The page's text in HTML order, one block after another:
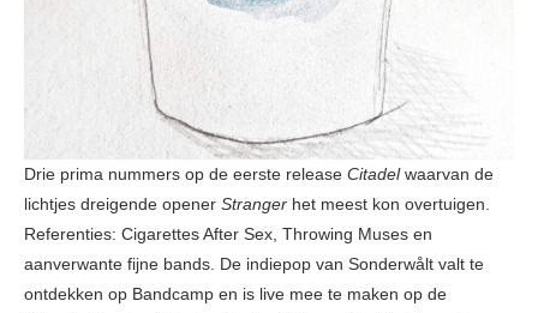
Drie prima nummers op de eerste release Citadelwaarvan de
lichtjes dreigende opener Stranger het meest kon overtuigen.
Referenties: Cigarettes After Sex, Throwing Muses en
aanverwante fijne bands. De indiepop van Sonderwålt valt te
ontdekken op Bandcamp en is live mee te maken op de